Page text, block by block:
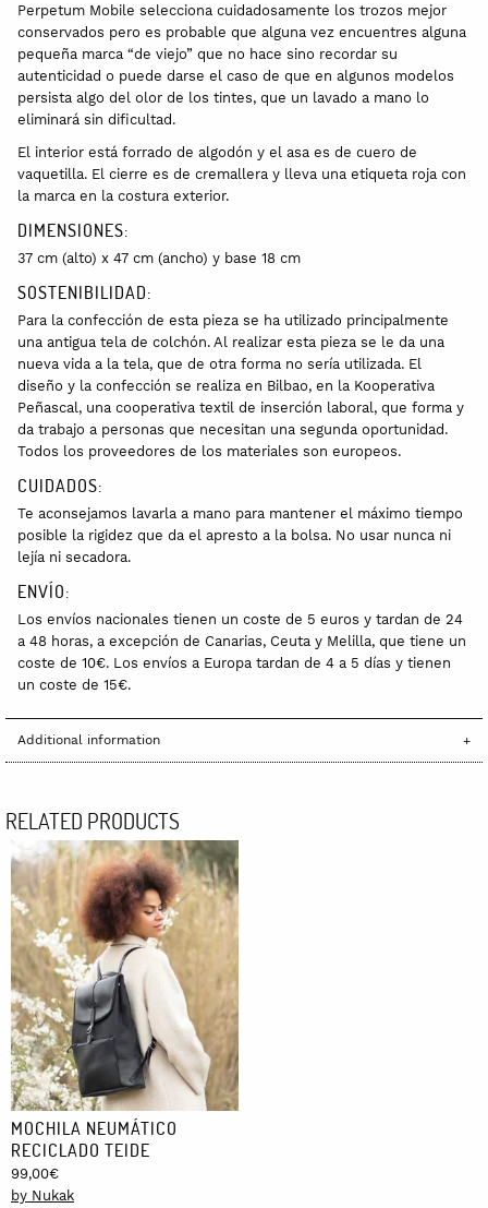
Perpetum Mobile selecciona cuidadosamente los trozos mejor
conservados pero es probable que alguna vez encuentres alguna
pequeña marca “de viejo” que no hace sino recordar su
autenticidad o puede darse el caso de que en algunos modelos
persista algo del olor de los tintes, que un lavado a mano lo
eliminará sin dificultad.
El interior está forrado de algodón y el asa es de cuero de
vaquetilla. El cierre es de cremallera y lleva una etiqueta roja con
la marca en la costura exterior.
DIMENSIONES:
37 cm (alto) x 47 cm (ancho) y base 18 cm
SOSTENIBILIDAD:
Para la confección de esta pieza se ha utilizado principalmente
una antigua tela de colchón. Al realizar esta pieza se le da una
nueva vida a la tela, que de otra forma no sería utilizada. El
diseño y la confección se realiza en Bilbao, en la Kooperativa
Peñascal, una cooperativa textil de inserción laboral, que forma y
da trabajo a personas que necesitan una segunda oportunidad.
Todos los proveedores de los materiales son europeos.
CUIDADOS:
Te aconsejamos lavarla a mano para mantener el máximo tiempo
posible la rigidez que da el apresto a la bolsa. No usar nunca ni
lejía ni secadora.
ENVÍO:
Los envíos nacionales tienen un coste de 5 euros y tardan de 24
a 48 horas, a excepción de Canarias, Ceuta y Melilla, que tiene un
coste de 10€. Los envíos a Europa tardan de 4 a 5 días y tienen
un coste de 15€.
Additional information
RELATED PRODUCTS
MOCHILA NEUMÁTICO
RECICLADO TEIDE
99,00€
by Nukak